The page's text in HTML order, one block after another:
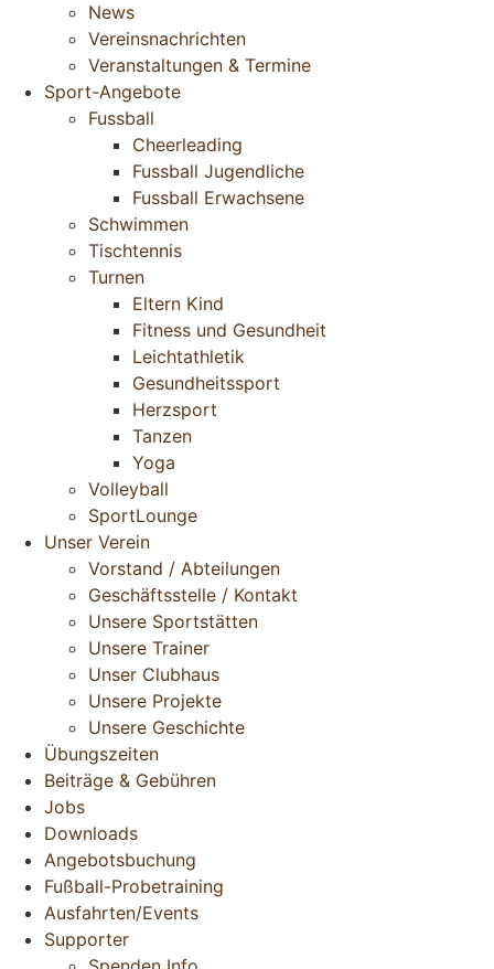
News
Vereinsnachrichten
Veranstaltungen & Termine
Sport-Angebote
Fussball
Cheerleading
Fussball Jugendliche
Fussball Erwachsene
Schwimmen
Tischtennis
Turnen
Eltern Kind
Fitness und Gesundheit
Leichtathletik
Gesundheitssport
Herzsport
Tanzen
Yoga
Volleyball
SportLounge
Unser Verein
Vorstand / Abteilungen
Geschäftsstelle / Kontakt
Unsere Sportstätten
Unsere Trainer
Unser Clubhaus
Unsere Projekte
Unsere Geschichte
Übungszeiten
Beiträge & Gebühren
Jobs
Downloads
Angebotsbuchung
Fußball-Probetraining
Ausfahrten/Events
Supporter